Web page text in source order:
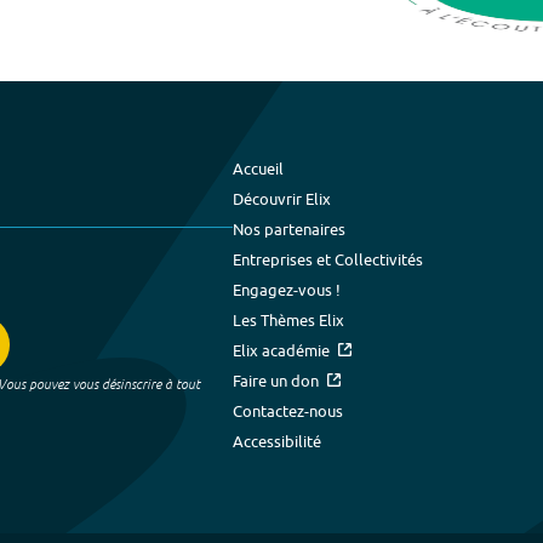
pouvez vous désinscrire à tout
Accueil
Découvrir Elix
Nos partenaires
Entreprises et Collectivités
Engagez-vous !
Les Thèmes Elix
Elix académie
Faire un don
Contactez-nous
Accessibilité